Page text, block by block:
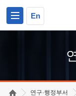
En
연구·행정부서